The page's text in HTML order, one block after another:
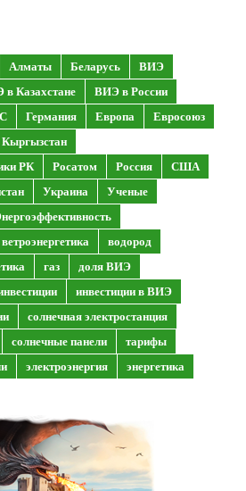
Алматы Беларусь
ВИЭ
Казахстане
ВИЭ в России
Германия Европа
Евросоюз
Кыргызстан
РК
Росатом Россия
США
Украина
Ученые
ветроэнергетика
водород
газ
доля ВИЭ
инвестиции в ВИЭ
солнечная электростанция
солнечные панели
тарифы
электроэнергия энергетика